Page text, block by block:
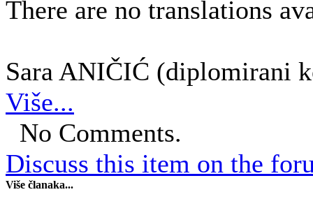
There are no translations
Sara ANIČIĆ (diplomirani
Više...
No Comments.
Discuss this item on the
Više članaka...